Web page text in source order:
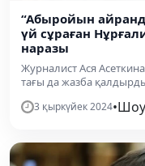
“Абыройын
үй сұраған
наразы
Журналист Ася
тағы да жазба
3 қыркүйек 2024•